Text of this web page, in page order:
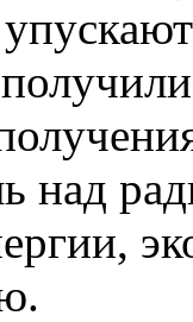
над